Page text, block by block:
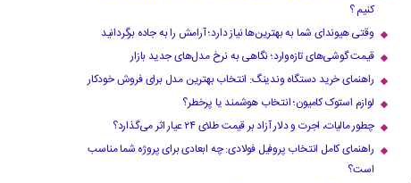
کنیم ؟
وقتی هیوندای شما به بهترین‌ها نیاز دارد؛ آرامش را به جاده برگردانید
قیمت گوشی‌های تازه‌وارد؛ نگاهی به نرخ مدل‌های جدید بازار
راهنمای خرید دستگاه وندینگ: انتخاب بهترین مدل برای فروش خودکار
لوازم استوک کامیون؛ انتخاب هوشمند یا پرخطر؟
چطور مالیات، اجرت و دلار آزاد بر قیمت طلای ۲۴ عیار اثر می‌گذارد؟
راهنمای کامل انتخاب پروفیل فولادی: چه ابعادی برای پروژه شما مناسب
است؟